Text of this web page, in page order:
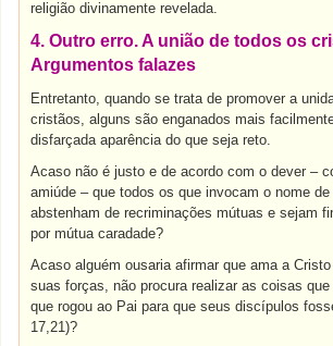
religião divinamente revelada.
4. Outro erro. A união de todos os
Argumentos falazes
Entretanto, quando se trata de promover a
cristãos, alguns são enganados mais
disfarçada aparência do que seja reto.
Acaso não é justo e de acordo com o dever –
amiúde – que todos os que invocam o nome
abstenham de recriminações mútuas e sejam
por mútua caradade?
Acaso alguém ousaria afirmar que ama a
suas forças, não procura realizar as coisas
que rogou ao Pai para que seus discípulos
17,21)?